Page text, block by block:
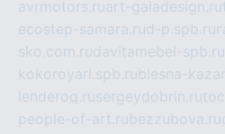
avrmotors.ruart-galadesign.ru
ecostep-samara.rud-p.spb.ru
sko.com.rudavitamebel-spb.ru
kokoroyari.spb.rublesna-
lenderoq.rusergeydobrin.ru
people-of-art.rubezzubova.ru